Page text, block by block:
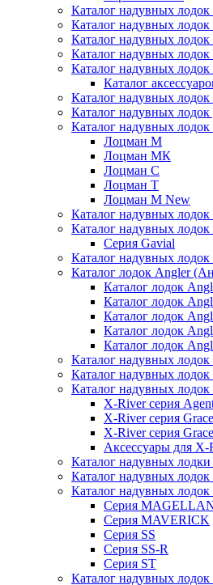
Каталог надувных лодок
Каталог надувных
Каталог надувных
Каталог надувных лодок
Каталог надувных
Каталог
Каталог надувных лодок
Каталог надувных
Каталог надувных
Лоцман М
Лоцман МК
Лоцман С
Лоцман Т
Лоцман М New
Каталог надувных
Каталог надувных
Серия Gavial
Каталог надувных лодок
Каталог лодок Angler
Каталог лодок
Каталог лодок
Каталог лодок
Каталог лодок
Каталог лодок
Каталог надувных лодок
Каталог надувных лодок
Каталог надувных
X-River серия
X-River серия Grace
X-River серия
Аксессуары для X-
Каталог надувных лодки
Каталог надувных
Каталог надувных
Серия
Серия MAVERICK
Серия SS
Серия SS-R
Серия ST
Каталог надувных лодок